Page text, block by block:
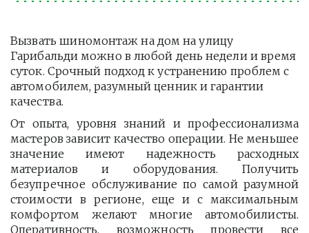
Вызвать шиномонтаж на дом на улицу
Гарибальди можно в любой день недели и время
суток. Срочный подход к устранению проблем с
автомобилем, разумный ценник и гарантии
качества.
От опыта, уровня знаний и профессионализма
мастеров зависит качество операции. Не меньшее
значение имеют надежность расходных
материалов и оборудования. Получить
безупречное обслуживание по самой разумной
стоимости в регионе, еще и с максимальным
комфортом желают многие автомобилисты.
Оперативность, возможность провести все